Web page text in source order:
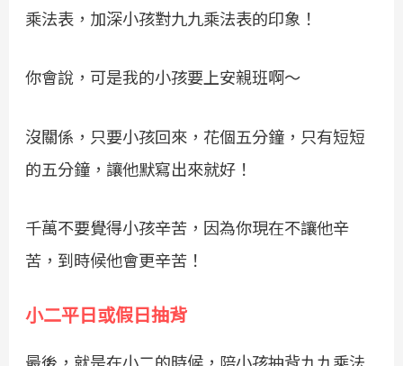
乘法表，加深小孩對九九乘法表的印象！
你會說，可是我的小孩要上安親班啊～
沒關係，只要小孩回來，花個五分鐘，只有短短
的五分鐘，讓他默寫出來就好！
千萬不要覺得小孩辛苦，因為你現在不讓他辛
苦，到時候他會更辛苦！
小二平日或假日抽背